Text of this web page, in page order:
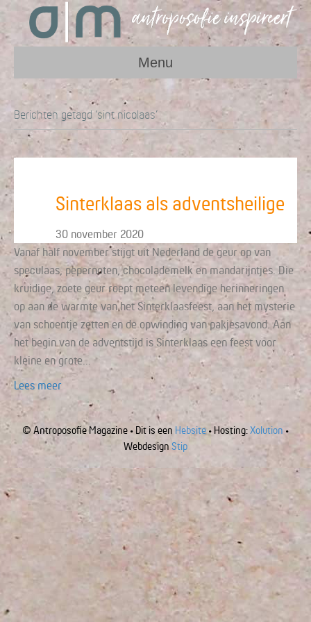
Menu
Berichten getagd ‘sint nicolaas’
Sinterklaas als adventsheilige
30 november 2020
Vanaf half november stijgt uit Nederland de geur op van
speculaas, pepernoten, chocolademelk en mandarijntjes. Die
kruidige, zoete geur roept meteen levendige herinneringen
op aan de warmte van het Sinterklaasfeest, aan het mysterie
van schoentje zetten en de opwinding van pakjesavond. Aan
het begin van de adventstijd is Sinterklaas een feest voor
kleine en grote…
Lees meer
© Antroposofie Magazine • Dit is een Hebsite • Hosting: Xolution •
Webdesign Stip